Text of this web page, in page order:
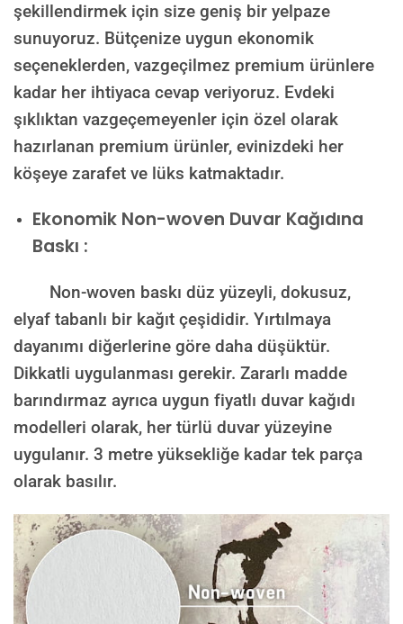
şekillendirmek için size geniş bir yelpaze
sunuyoruz. Bütçenize uygun ekonomik
seçeneklerden, vazgeçilmez premium ürünlere
kadar her ihtiyaca cevap veriyoruz. Evdeki
şıklıktan vazgeçemeyenler için özel olarak
hazırlanan premium ürünler, evinizdeki her
köşeye zarafet ve lüks katmaktadır.
Ekonomik Non-woven Duvar Kağıdına
Baskı :
Non-woven baskı düz yüzeyli, dokusuz,
elyaf tabanlı bir kağıt çeşididir. Yırtılmaya
dayanımı diğerlerine göre daha düşüktür.
Dikkatli uygulanması gerekir. Zararlı madde
barındırmaz ayrıca uygun fiyatlı duvar kağıdı
modelleri olarak, her türlü duvar yüzeyine
uygulanır. 3 metre yüksekliğe kadar tek parça
olarak basılır.